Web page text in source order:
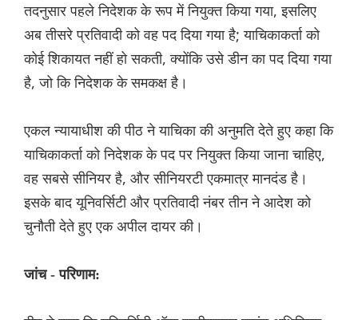
तदनुसार पहले निदेशक के रूप में नियुक्त किया गया, इसलिए
अब तीसरे प्रतिवादी को वह पद दिया गया है; याचिकाकर्ता को
कोई शिकायत नहीं हो सकती, क्योंकि उसे डीन का पद दिया गया
है, जो कि निदेशक के समकक्ष है।
एकल न्यायाधीश की पीठ ने याचिका की अनुमति देते हुए कहा कि
याचिकाकर्ता को निदेशक के पद पर नियुक्त किया जाना चाहिए,
वह सबसे सीनियर है, और सीनियरटी एकमात्र मानदंड है।
इसके बाद यूनिवर्सिटी और प्रतिवादी नंबर तीन ने आदेश को
चुनौती देते हुए एक अपील दायर की।
जांच - परिणाम: